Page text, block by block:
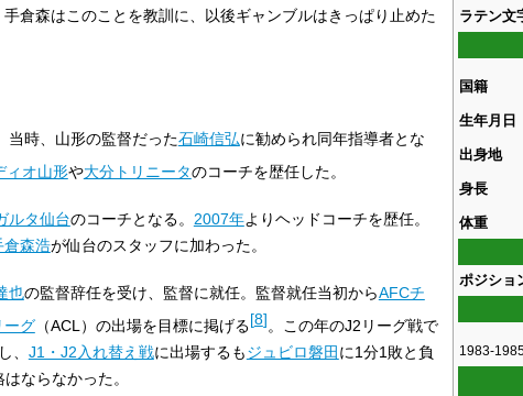
ラテン文
国籍
生年月日
出身地
身長
体重
ポジショ
1983-
倉森はこのことを教訓に、以後ギャンブルはきっぱり止めた
当時、山形の監督だった石崎信弘に勧められ同年指導者とな
ィオ山形や大分トリニータのコーチを歴任した。
ルタ仙台のコーチとなる。 2007年よりヘッドコーチを歴任。
倉森浩が仙台のスタッフに加わった。
也の監督辞任を受け、監督に就任。監督就任当初からAFCチ
ーグ（ACL）の出場を目標に掲げる[8]。この年のJ2リーグ戦で
、 J1・J2入れ替え戦に出場するもジュビロ磐田 に1分1敗と負
はならなかった。